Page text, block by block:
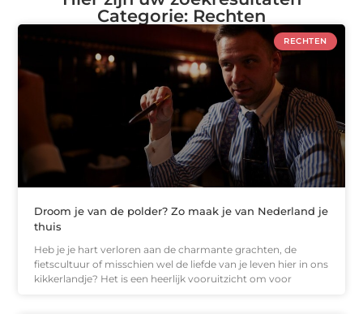
Categorie: Rechten
RECHTEN
Droom je van de polder? Zo maak je van Nederland je
thuis
Heb je je hart verloren aan de charmante grachten, de
fietscultuur of misschien wel de liefde van je leven hier in ons
kikkerlandje? Het is een heerlijk vooruitzicht om voor